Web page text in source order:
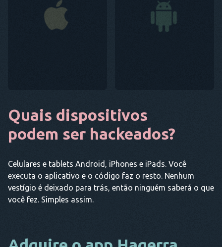
Quais dispositivos
podem ser hackeados?
Celulares e tablets Android, iPhones e iPads. Você
executa o aplicativo e o código faz o resto. Nenhum
vestígio é deixado para trás, então ninguém saberá o que
você fez. Simples assim.